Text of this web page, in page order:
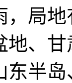
局
地、
东半